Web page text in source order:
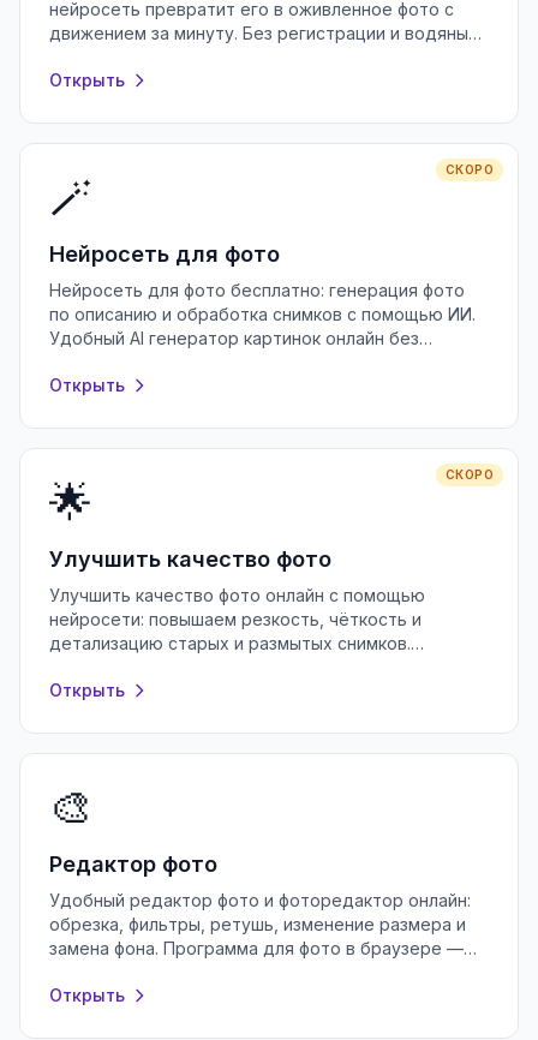
нейросеть превратит его в оживленное фото с
движением за минуту. Без регистрации и водяных
Открыть
СКОРО
🪄
Нейросеть для фото
Нейросеть для фото бесплатно: генерация фото
по описанию и обработка снимков с помощью ИИ.
Удобный AI генератор картинок онлайн без
Открыть
СКОРО
🌟
Улучшить качество фото
Улучшить качество фото онлайн с помощью
нейросети: повышаем резкость, чёткость и
детализацию старых и размытых снимков.
Открыть
🎨
Редактор фото
Удобный редактор фото и фоторедактор онлайн:
обрезка, фильтры, ретушь, изменение размера и
замена фона. Программа для фото в браузере —
Открыть